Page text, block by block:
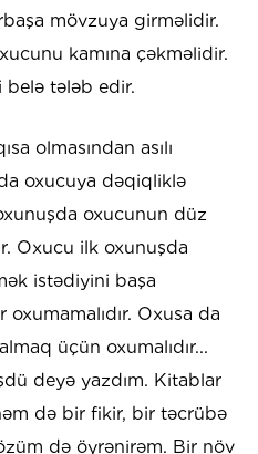
mövzuya girməlidir.
kamına çəkməlidir.
belə tələb edir.
olmasından asılı
oxucuya dəqiqliklə
oxucunun düz
Oxucu ilk oxunuşda
istədiyini başa
Oxusa da
üçün oxumalıdır...
deyə yazdım. Kitablar
də bir fikir, bir təcrübə
də öyrənirəm. Bir növ